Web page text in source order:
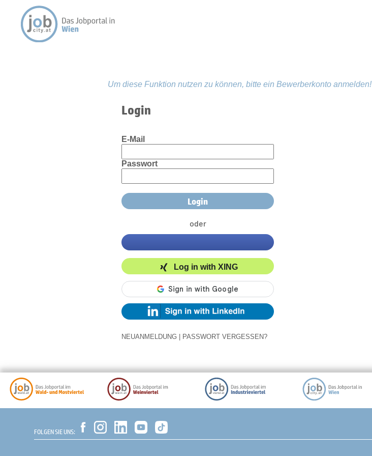
Um diese Funktion nutzen zu können, bitte ein Bewerberkonto anmelden!
Login
E-Mail
Passwort
oder
Log in with XING
NEUANMELDUNG PASSWORT VERGESSEN?
FOLGEN SIE UNS: